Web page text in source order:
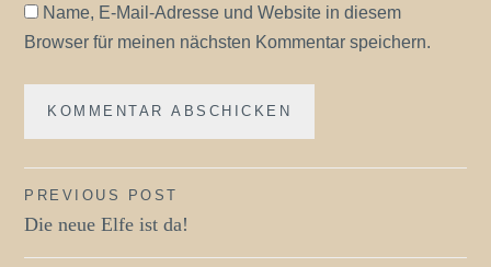
Name, E-Mail-Adresse und Website in diesem
Browser für meinen nächsten Kommentar speichern.
Beitragsnavigation
PREVIOUS POST
Die neue Elfe ist da!